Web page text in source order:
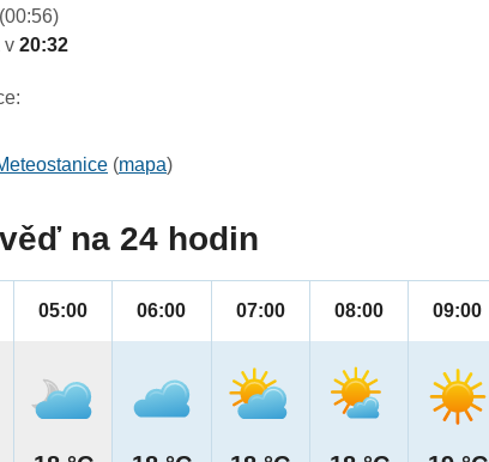
(00:56)
v20:32
(mapa)
na 24 hodin
05:00 06:00 07:00 08:00 09:00